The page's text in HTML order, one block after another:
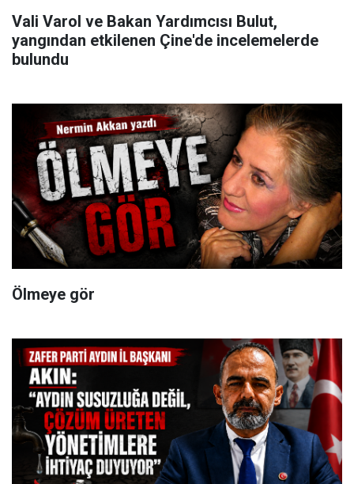
Vali Varol ve Bakan Yardımcısı Bulut,
yangından etkilenen Çine'de incelemelerde
bulundu
Ölmeye gör